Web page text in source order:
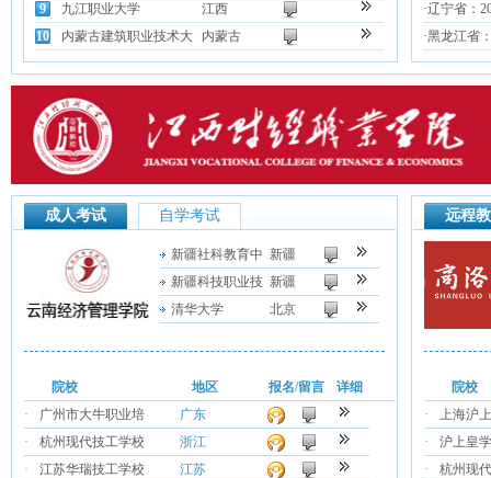
9
九江职业大学
江西
10
内蒙古建筑职业技术大 内蒙古
·辽宁省：
·黑龙江省
成人考试 自学考试
新疆社科教育中 新疆
新疆科技职业技 新疆
清华大学
北京
院校 地区 报名/留言
详细
·
广州市大牛职业培
广东
·
杭州现代技工学校
浙江
·
江苏华瑞技工学校
江苏
远程
院校
·
上海沪
·
沪上皇
·
杭州现